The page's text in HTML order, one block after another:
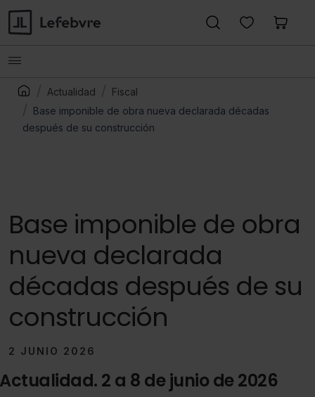
Actualidad
Fiscal
Base imponible de obra nueva declarada décadas
después de su construcción
Base imponible de obra
nueva declarada
décadas después de su
construcción
2 JUNIO 2026
Actualidad. 2 a 8 de junio de 2026